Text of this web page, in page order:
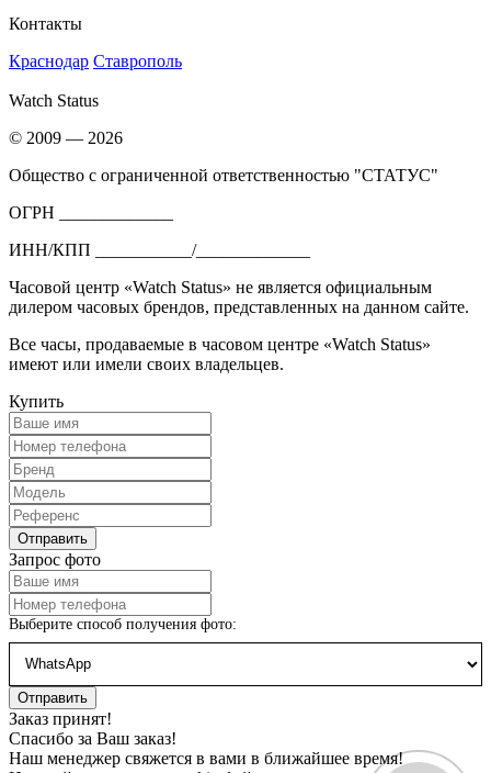
Контакты
Краснодар Ставрополь
Watch Status
© 2009 — 2026
Общество с ограниченной ответственностью "СТАТУС"
ОГРН _____________
ИНН/КПП ___________/_____________
Часовой центр «Watch Status» не является официальным
дилером часовых брендов, представленных на данном сайте.
Все часы, продаваемые в часовом центре «Watch Status»
имеют или имели своих владельцев.
Купить
Запрос фото
Выберите способ получения фото:
Заказ принят!
Спасибо за Ваш заказ!
Наш менеджер свяжется в вами в ближайшее время!